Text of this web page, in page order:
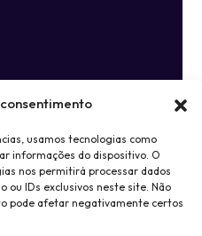
usamos tecnologias como
informações do dispositivo. O
nos permitirá processar dados
ou IDs exclusivos neste site. Não
pode afetar negativamente certos